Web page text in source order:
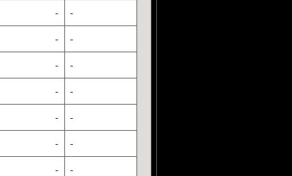
- -
- -
- -
- -
- -
- -
- -